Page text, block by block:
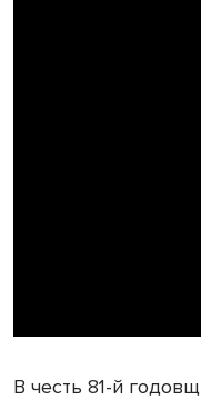
В честь 81-й